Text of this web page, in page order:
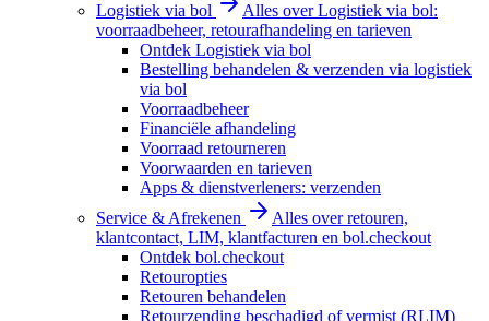
Logistiek via bol
Alles over Logistiek via bol:
voorraadbeheer, retourafhandeling en tarieven
Ontdek Logistiek via bol
Bestelling behandelen & verzenden via logistiek
via bol
Voorraadbeheer
Financiële afhandeling
Voorraad retourneren
Voorwaarden en tarieven
Apps & dienstverleners: verzenden
Service & Afrekenen
Alles over retouren,
klantcontact, LIM, klantfacturen en bol.checkout
Ontdek bol.checkout
Retouropties
Retouren behandelen
Retourzending beschadigd of vermist (RLIM)